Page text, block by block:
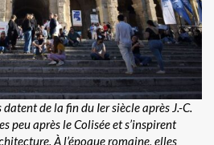
datent de la fin du Ier siècle après J.-C.
peu après le Colisée et s’inspirent
À l’époque romaine, elles